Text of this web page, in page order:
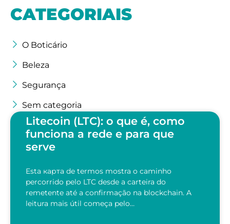
CATEGORIAIS
O Boticário
Beleza
Segurança
Sem categoria
Litecoin (LTC): o que é, como
funciona a rede e para que
serve
Esta карта de termos mostra o caminho
percorrido pelo LTC desde a carteira do
remetente até a confirmação na blockchain. A
leitura mais útil começa pelo…